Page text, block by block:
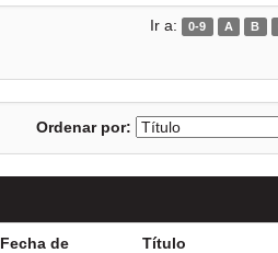
Ir a: 0-9 A B
Ordenar por:
Fecha de
Título